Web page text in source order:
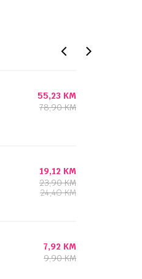
55,23 KM
78,90KM
19,12 KM
23,90KM
24,40KM
7,92 KM
9,90KM